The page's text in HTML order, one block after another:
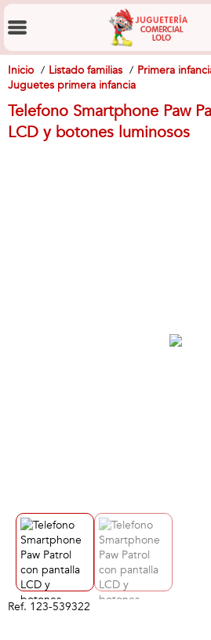
Inicio Listado familias
Primera
Juguetes primera infancia
Telefono Smartphone Paw
LCD y botones luminosos
Ref. 123-539322